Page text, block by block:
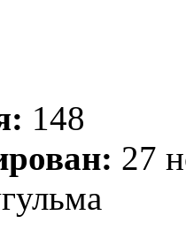
148
27